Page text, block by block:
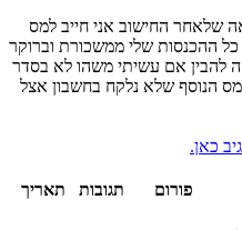
שלאחר החישוב אני חייב למס
ההכנסות שלי ממשכורת וברוקר
להבין אם עשיתי משהו לא בסדר
הנוסף שלא נלקח בחשבון אצל
כאן.
פורום תגובות תאריך